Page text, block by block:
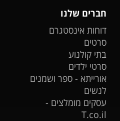
חברים שלנו
דוחות אינסטגרם
סרטים
בתי קולנוע
סרטי ילדים
אורייתא - ספר ושמנים
לנשים
עסקים מומלצים -
T.co.il